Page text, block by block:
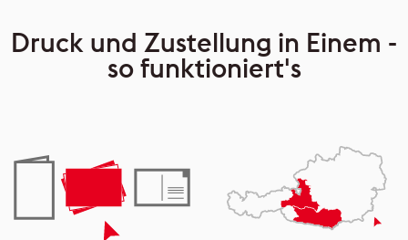
Druck und Zustellung in Einem -
so funktioniert's